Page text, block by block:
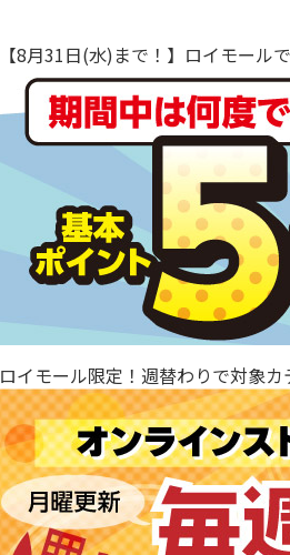
【8月31日(水)まで！】ロイモール
ロイモール限定！週替わりで対象カ